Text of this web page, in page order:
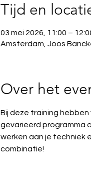
Tijd en
03 mei 2026, 11:00 –
Amsterdam, Joos
Over het
Bij deze training
gevarieerd programma
werken aan je techniek
combinatie!